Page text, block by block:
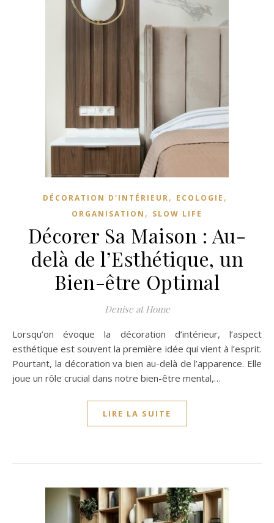
DÉCORATION D'INTÉRIEUR, ECOLOGIE ,
ORGANISATION , SLOW LIFE
Décorer Sa Maison : Au-
delà de l’Esthétique, un
Bien-être Optimal
Denise at Home
Lorsqu’on évoque la décoration d’intérieur, l’aspect
esthétique est souvent la première idée qui vient à l’esprit.
Pourtant, la décoration va bien au-delà de l’apparence. Elle
joue un rôle crucial dans notre bien-être mental,…
LIRE LA SUITE